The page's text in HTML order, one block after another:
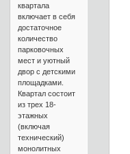
квартала
включает в себя
достаточное
количество
парковочных
мест и уютный
двор с детскими
площадками.
Квартал состоит
из трех 18-
этажных
(включая
технический)
монолитных